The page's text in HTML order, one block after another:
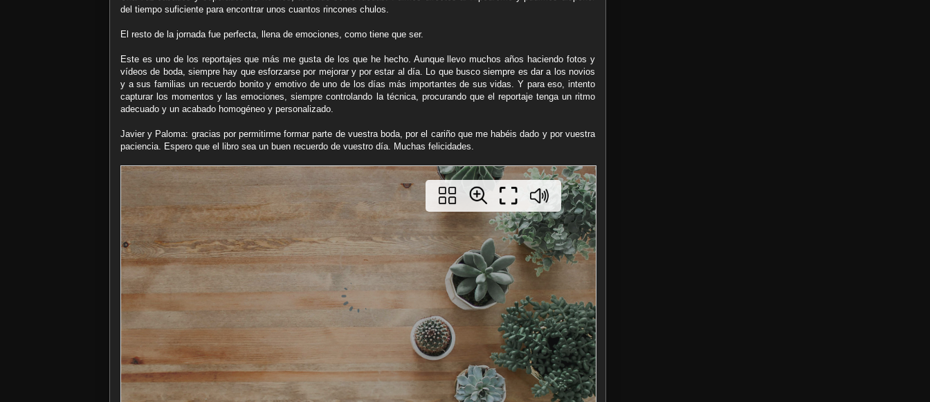
del tiempo suficiente para encontrar unos cuantos rincones chulos.
El resto de la jornada fue perfecta, llena de emociones, como tiene que ser.
Este es uno de los reportajes que más me gusta de los que he hecho. Aunque llevo muchos años haciendo fotos y
vídeos de boda, siempre hay que esforzarse por mejorar y por estar al día. Lo que busco siempre es dar a los novios
y a sus familias un recuerdo bonito y emotivo de uno de los días más importantes de sus vidas. Y para eso, intento
capturar los momentos y las emociones, siempre controlando la técnica, procurando que el reportaje tenga un ritmo
adecuado y un acabado homogéneo y personalizado.
Javier y Paloma: gracias por permitirme formar parte de vuestra boda, por el cariño que me habéis dado y por vuestra
paciencia. Espero que el libro sea un buen recuerdo de vuestro día. Muchas felicidades.